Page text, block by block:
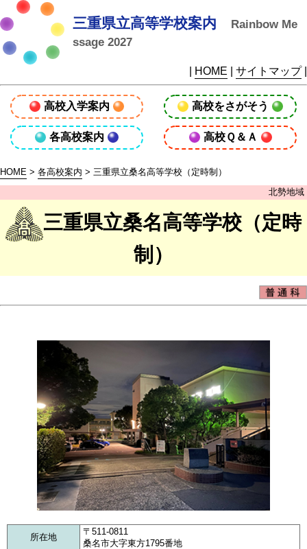
三重県立高等学校案内
Rainbow Me
ssage 2027
HOME サイトマップ|
高校入学案内 高校をさがそう
各高校案内 高校Ｑ＆Ａ
HOME > 各高校案内 > 三重県立桑名高等学校（定時制）
北勢地域
三重県立桑名高等学校（定時
制）
所在地
〒511-0811
桑名市大字東方1795番地